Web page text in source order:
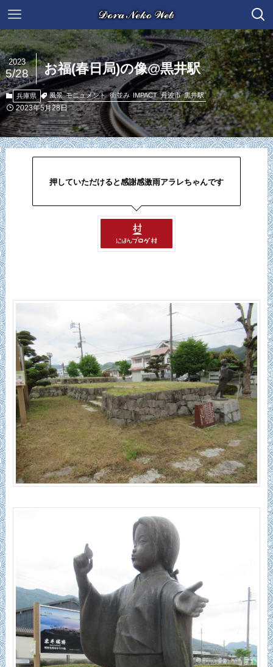
お福(春日局)の像@黒井駅
2023
5/28
兵庫県 風景 モニュメント 街並み IMPACT 丹波市 黒井駅
2023年5月28日
押していただけると感謝感激雨アラレちゃんです